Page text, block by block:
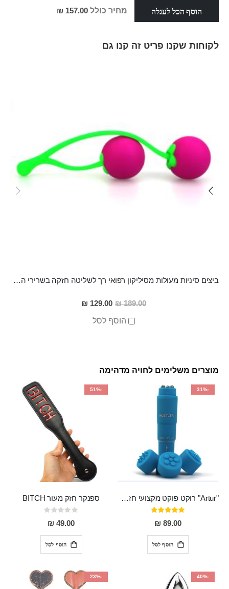
הוסף הכל לעגלה מחיר כולל 157.00 ₪
לקוחות שקנו פריט זה קנו גם
ביצים סיניות מעולות מסיליקון רפואי רך לשליטה חזקה בשרירי הנרתיק "INTIMATE KISS"
189.00 ₪
מחיר
מבצע
129.00 ₪
הוסף לסל
מוצרים משלימים לחויה מדהימה
-31%
"Artur" רוקט פוקט מקצועי חזק במיוחד
דירוג:
95%
89.00 ₪
הוסף לסל
-51%
ספנקר חזק מעור BITCH
Rating:
0%
49.00 ₪
הוסף לסל
-40%
-23%